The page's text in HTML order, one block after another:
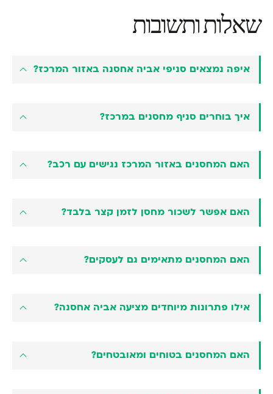
שאלות ותשובות
איפה נמצאים סניפי אביה אחסנה באזור המרכז?
איך בוחרים סניף מחסנים במרכז?
האם המחסנים באזור המרכז נגישים עם רכב?
האם אפשר לשכור מחסן לזמן קצר בלבד?
האם המחסנים מתאימים גם לעסקים?
אילו פתרונות מיוחדים מציעה אביה אחסנה?
האם המחסנים בטוחים ומאובטחים?